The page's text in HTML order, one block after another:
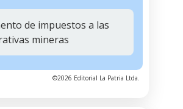
de impuestos a las
mineras
©2026 Editorial La Patria Ltda.